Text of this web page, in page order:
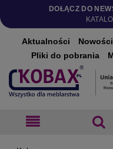
DOŁĄCZ DO
Aktualności Nowości
Pliki do pobrania